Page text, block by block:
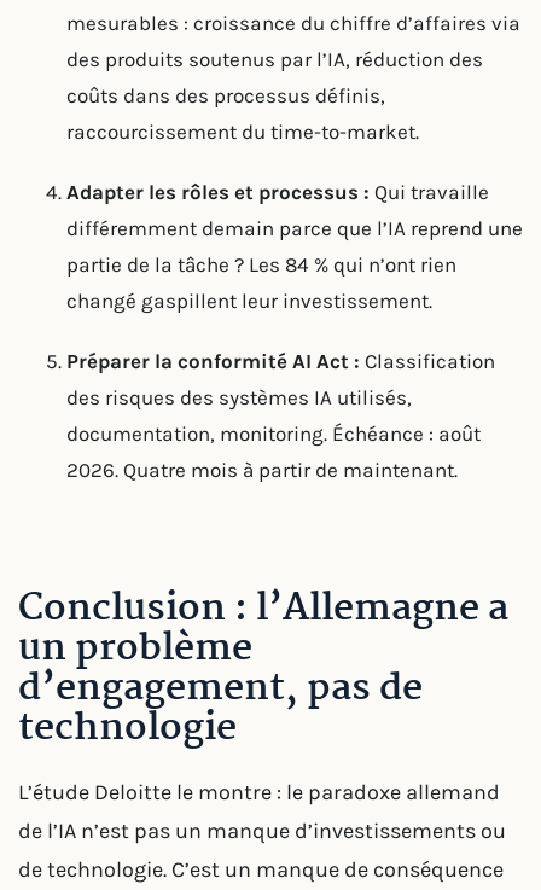
mesurables : croissance du chiffre d’affaires via
des produits soutenus par l’IA, réduction des
coûts dans des processus définis,
raccourcissement du time-to-market.
Adapter les rôles et processus : Qui travaille
différemment demain parce que l’IA reprend une
partie de la tâche ? Les 84 % qui n’ont rien
changé gaspillent leur investissement.
Préparer la conformité AI Act : Classification
des risques des systèmes IA utilisés,
documentation, monitoring. Échéance : août
2026. Quatre mois à partir de maintenant.
Conclusion : l’Allemagne a
un problème
d’engagement, pas de
technologie
L’étude Deloitte le montre : le paradoxe allemand
de l’IA n’est pas un manque d’investissements ou
de technologie. C’est un manque de conséquence